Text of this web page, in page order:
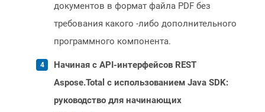
документов в формат файла PDF без
требования какого -либо дополнительного
программного компонента.
Начиная с API-интерфейсов REST
Aspose.Total с использованием Java SDK:
руководство для начинающих